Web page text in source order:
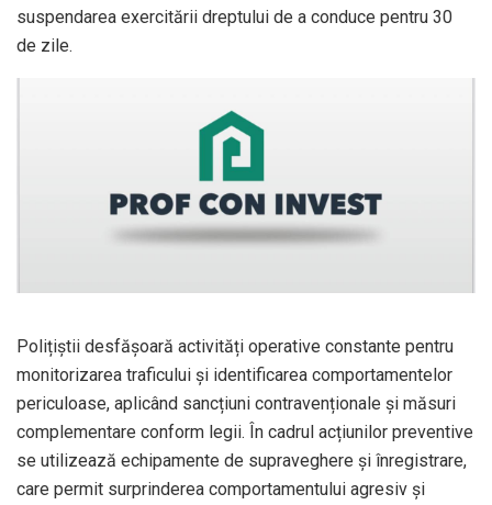
suspendarea exercitării dreptului de a conduce pentru 30
de zile.
Polițiștii desfășoară activități operative constante pentru
monitorizarea traficului și identificarea comportamentelor
periculoase, aplicând sancțiuni contravenționale și măsuri
complementare conform legii. În cadrul acțiunilor preventive
se utilizează echipamente de supraveghere și înregistrare,
care permit surprinderea comportamentului agresiv și